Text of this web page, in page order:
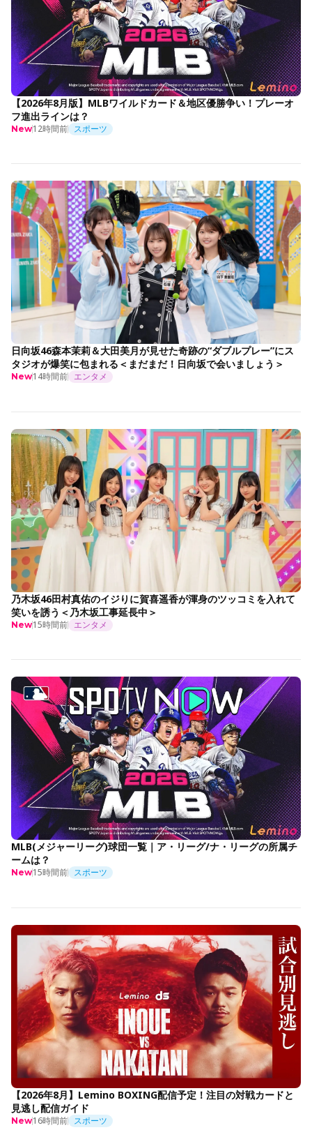
【2026年8月版】MLBワイルドカード＆地区優勝争い！プレーオ
フ進出ラインは？
New12時間前 スポーツ
日向坂46森本茉莉＆大田美月が見せた奇跡の“ダブルプレー”にス
タジオが爆笑に包まれる＜まだまだ！日向坂で会いましょう＞
New14時間前 エンタメ
乃木坂46田村真佑のイジりに賀喜遥香が渾身のツッコミを入れて
笑いを誘う＜乃木坂工事延長中＞
New15時間前 エンタメ
MLB(メジャーリーグ)球団一覧｜ア・リーグ/ナ・リーグの所属チ
ームは？
New15時間前 スポーツ
【2026年8月】Lemino BOXING配信予定！注目の対戦カードと
見逃し配信ガイド
New16時間前 スポーツ